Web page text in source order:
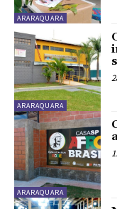
ARARAQUARA
ARARAQUARA
ARARAQUARA